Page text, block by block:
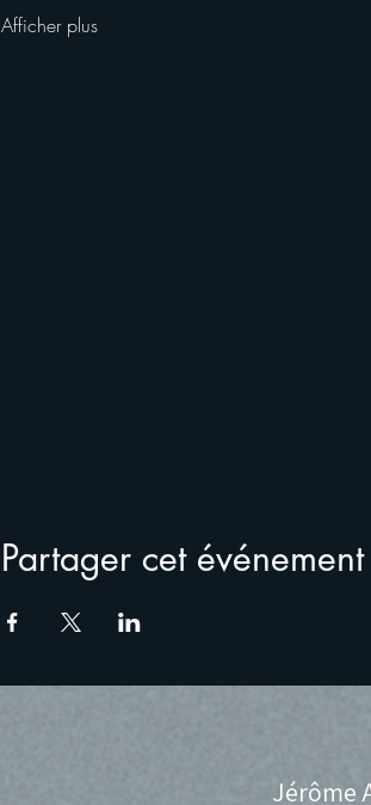
Afficher plus
Partager cet événement
Jérôme